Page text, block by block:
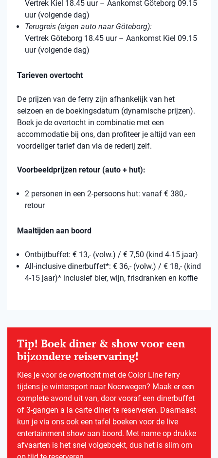
Vertrek Kiel 18.45 uur – Aankomst Göteborg 09.15
uur (volgende dag)
Terugreis (eigen auto naar Göteborg):
Vertrek Göteborg 18.45 uur – Aankomst Kiel 09.15
uur (volgende dag)
Tarieven overtocht
De prijzen van de ferry zijn afhankelijk van het
seizoen en de boekingsdatum (dynamische prijzen).
Boek je de overtocht in combinatie met een
accommodatie bij ons, dan profiteer je altijd van een
voordeliger tarief dan via de rederij zelf.
Voorbeeldprijzen retour (auto + hut):
2 personen in een 2-persoons hut: vanaf € 380,-
retour
Maaltijden aan boord
Ontbijtbuffet: € 13,- (volw.) / € 7,50 (kind 4-15 jaar)
All-inclusive dinerbuffet*: € 36,- (volw.) / € 18,- (kind
4-15 jaar)* inclusief bier, wijn, frisdranken en koffie
Tip! Boek diner & show voor een
bijzondere reiservaring!
Kies je voor de overtocht met de Color Line ferry
tijdens je wintersport naar Noorwegen? Maak er een
complete avond uit van, door vooraf een dinerbuffet
of 3-gangen a la carte diner te reserveren. Daarnaast
kun je via ons ook een tafel boeken voor de live
entertainment show aan boord. Met name op drukke
afvaarten is het snel volgeboekt, dus het is slim om